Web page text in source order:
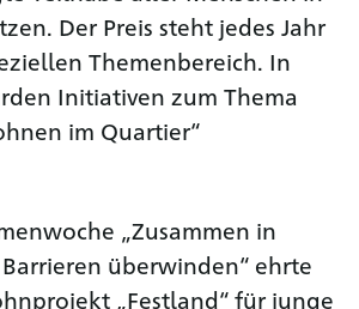
Der Preis steht jedes Jahr
Themenbereich. In
Initiativen zum Thema
im Quartier“
„Zusammen in
überwinden“ ehrte
„Festland“ für junge